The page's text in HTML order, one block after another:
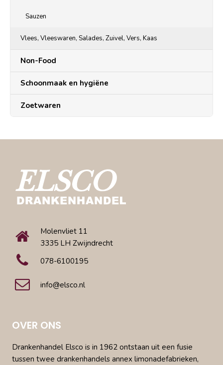
Sauzen
Vlees, Vleeswaren, Salades, Zuivel, Vers, Kaas
Non-Food
Schoonmaak en hygiëne
Zoetwaren
Molenvliet 11
3335 LH Zwijndrecht
078-6100195
info@elsco.nl
OVER ONS
Drankenhandel Elsco is in 1962 ontstaan uit een fusie
tussen twee drankenhandels annex limonadefabrieken,